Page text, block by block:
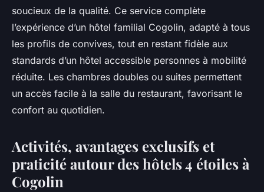
soucieux de la qualité. Ce service complète
l’expérience d’un hôtel familial Cogolin, adapté à tous
les profils de convives, tout en restant fidèle aux
standards d’un hôtel accessible personnes à mobilité
réduite. Les chambres doubles ou suites permettent
un accès facile à la salle du restaurant, favorisant le
confort au quotidien.
Activités, avantages exclusifs et
praticité autour des hôtels 4 étoiles à
Cogolin